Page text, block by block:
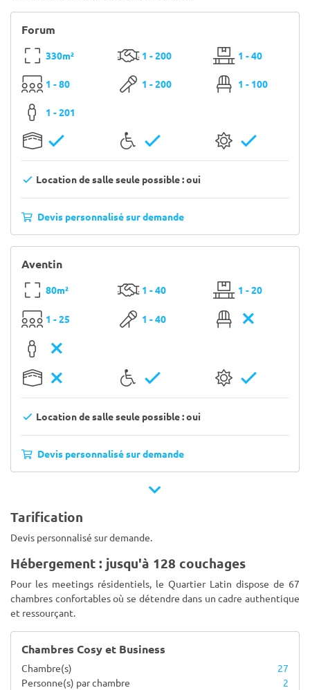
Forum
330m² 1 - 200 1 - 40
1 - 80 1 - 200 1 - 100
1 - 201
Location de salle seule possible : oui
Devis personnalisé sur demande
Aventin
80m² 1 - 40 1 - 20
1 - 25 1 - 40
Location de salle seule possible : oui
Devis personnalisé sur demande
Tarification
Devis personnalisé sur demande.
Hébergement : jusqu'à 128 couchages
Pour les meetings résidentiels, le Quartier Latin dispose de 67
chambres confortables où se détendre dans un cadre authentique
et ressourçant.
Chambres Cosy et Business
Chambre(s)
27
Personne(s) par chambre
2